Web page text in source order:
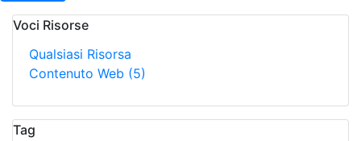
Voci Risorse
Qualsiasi Risorsa
Contenuto Web (5)
Tag